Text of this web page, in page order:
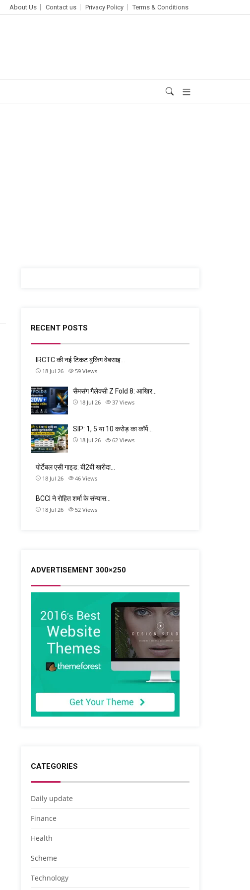
About Us Contact us Privacy Policy Terms & Conditions
RECENT POSTS
IRCTC की नई टिकट बुकिंग वेबसाइ…
18 Jul 26 59 Views
सैमसंग गैलेक्सी Z Fold 8: आखिर…
18 Jul 26 37 Views
SIP: 1, 5 या 10 करोड़ का कॉर्प…
18 Jul 26 62 Views
पोर्टेबल एसी गाइड: बी2बी खरीदा…
18 Jul 26 46 Views
BCCI ने रोहित शर्मा के संन्यास…
18 Jul 26 52 Views
ADVERTISEMENT 300×250
CATEGORIES
Daily update
Finance
Health
Scheme
Technology